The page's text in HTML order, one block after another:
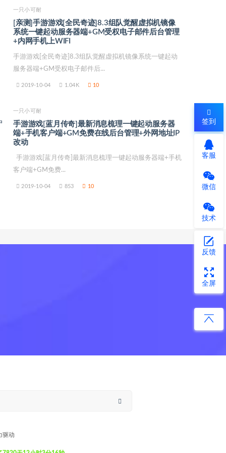
一只小可耐
[亲测]手游游戏[全民奇迹]8.3组队觉醒虚拟机镜像
系统一键起动服务器端+GM受权电子邮件后台管理
+内网手机上WIFI
手游游戏[全民奇迹]8.3组队觉醒虚拟机镜像系统一键起动
服务器端+GM受权电子邮件后...
2019-10-04 1.04K 10
一只小可耐
手游游戏[蓝月传奇]最新消息梳理一键起动服务器
端+手机客户端+GM免费在线后台管理+外网地址IP
改动
手游游戏[蓝月传奇]最新消息梳理一键起动服务器端+手机
客户端+GM免费...
2019-10-04 853 10
驱动
签到
客服
微信
技术
反馈
全屏